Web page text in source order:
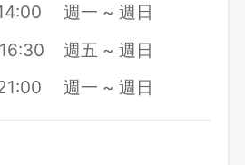
週一 ~ 週日
週五 ~ 週日
週一 ~ 週日